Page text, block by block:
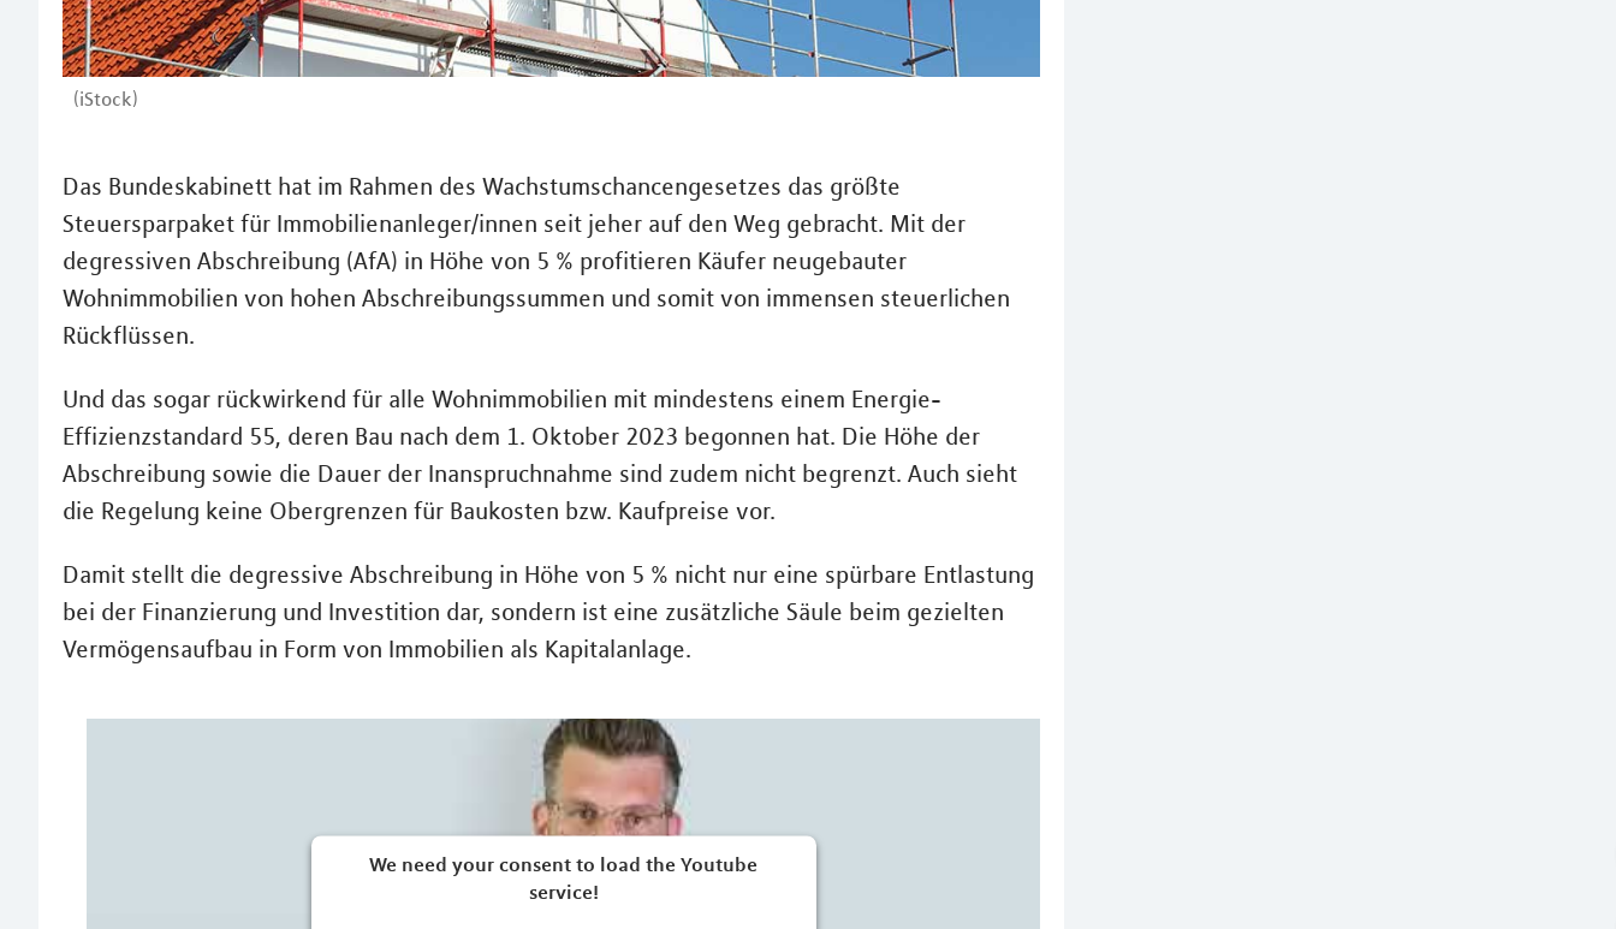
(iStock)
Das Bundeskabinett hat im Rahmen des Wachstumschancengesetzes das größte
Steuersparpaket für Immobilienanleger/innen seit jeher auf den Weg gebracht. Mit der
degressiven Abschreibung (AfA) in Höhe von 5 % profitieren Käufer neugebauter
Wohnimmobilien von hohen Abschreibungssummen und somit von immensen steuerlichen
Rückflüssen.
Und das sogar rückwirkend für alle Wohnimmobilien mit mindestens einem Energie-
Effizienzstandard 55, deren Bau nach dem 1. Oktober 2023 begonnen hat. Die Höhe der
Abschreibung sowie die Dauer der Inanspruchnahme sind zudem nicht begrenzt. Auch sieht
die Regelung keine Obergrenzen für Baukosten bzw. Kaufpreise vor.
Damit stellt die degressive Abschreibung in Höhe von 5 % nicht nur eine spürbare Entlastung
bei der Finanzierung und Investition dar, sondern ist eine zusätzliche Säule beim gezielten
Vermögensaufbau in Form von Immobilien als Kapitalanlage.
We need your consent to load the Youtube
service!